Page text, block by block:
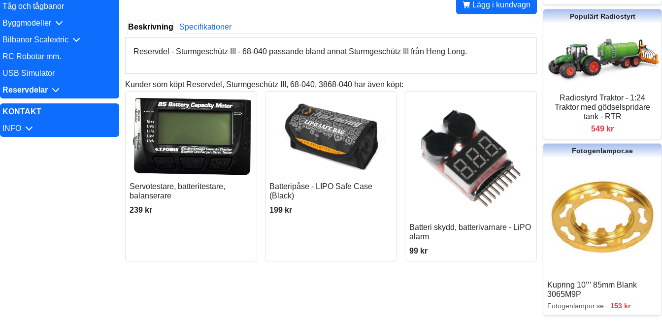
Tåg och tågbanor
Byggmodeller
Bilbanor Scalextric
RC Robotar mm.
USB Simulator
Reservdelar
KONTAKT
INFO
Lägg i kundvagn
Beskrivning Specifikationer
Reservdel - Sturmgeschütz III - 68-040 passande bland annat Sturmgeschütz III från Heng Long.
Kunder som köpt Reservdel, Sturmgeschütz III, 68-040, 3868-040 har även köpt:
Servotestare, batteritestare,
balanserare
239 kr
Batteripåse - LIPO Safe Case
(Black)
199 kr
Batteri skydd, batterivarnare - LiPO
alarm
99 kr
Populärt Radiostyrt
Radiostyrd Traktor - 1:24
Traktor med gödselspridare
tank - RTR
549 kr
Fotogenlampor.se
Kupring 10’’’ 85mm Blank
3065M9P
Fotogenlampor.se · 153 kr